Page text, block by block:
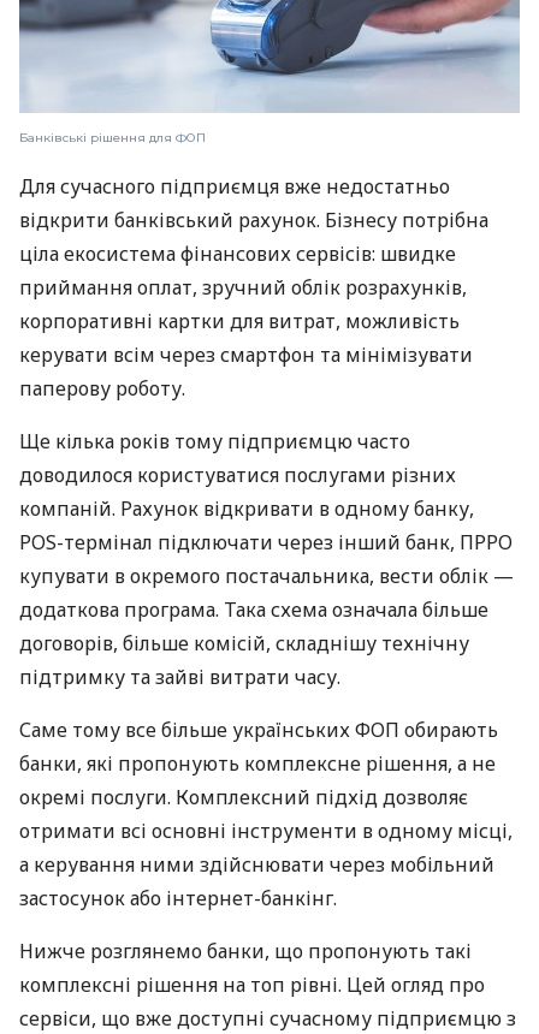
Банківські рішення для ФОП
Для сучасного підприємця вже недостатньо
відкрити банківський рахунок. Бізнесу потрібна
ціла екосистема фінансових сервісів: швидке
приймання оплат, зручний облік розрахунків,
корпоративні картки для витрат, можливість
керувати всім через смартфон та мінімізувати
паперову роботу.
Ще кілька років тому підприємцю часто
доводилося користуватися послугами різних
компаній. Рахунок відкривати в одному банку,
POS-термінал підключати через інший банк, ПРРО
купувати в окремого постачальника, вести облік —
додаткова програма. Така схема означала більше
договорів, більше комісій, складнішу технічну
підтримку та зайві витрати часу.
Саме тому все більше українських ФОП обирають
банки, які пропонують комплексне рішення, а не
окремі послуги. Комплексний підхід дозволяє
отримати всі основні інструменти в одному місці,
а керування ними здійснювати через мобільний
застосунок або інтернет-банкінг.
Нижче розглянемо банки, що пропонують такі
комплексні рішення на топ рівні. Цей огляд про
сервіси, що вже доступні сучасному підприємцю з